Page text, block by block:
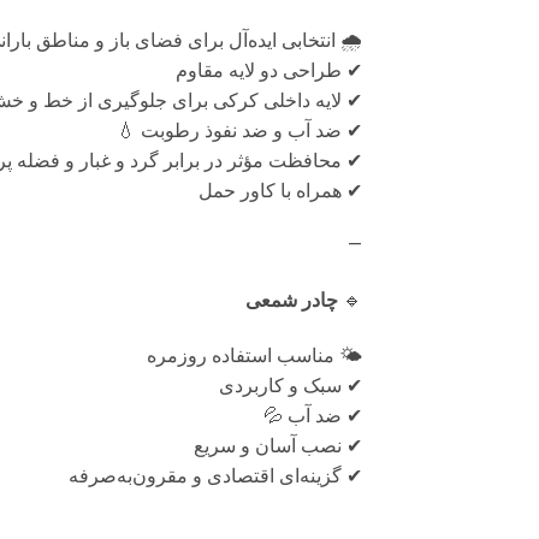
🌧 انتخابی ایده‌آل برای فضای باز و مناطق
✔ طراحی دو لایه مقاوم
✔ لایه داخلی کرکی برای جلوگیری از خط و
✔ ضد آب و ضد نفوذ رطوبت 💧
✔ محافظت مؤثر در برابر گرد و غبار و فضله
✔ همراه با کاور حمل
—
🔹 چادر شمعی
🌤 مناسب استفاده روزمره
✔ سبک و کاربردی
✔ ضد آب 💦
✔ نصب آسان و سریع
✔ گزینه‌ای اقتصادی و مقرون‌به‌صرفه